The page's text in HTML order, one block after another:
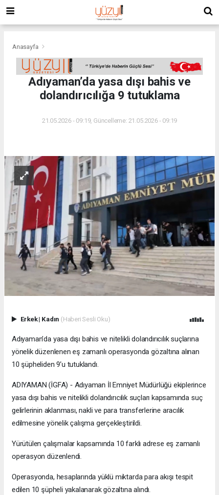
Anasayfa
Adıyaman’da yasa dışı bahis ve
dolandırıcılığa 9 tutuklama
21.05.2026 - 09:19, Güncelleme: 21.05.2026 - 09:19
Erkek| Kadın (Haberi Sesli Oku)
Adıyaman’da yasa dışı bahis ve nitelikli dolandırıcılık suçlarına
yönelik düzenlenen eş zamanlı operasyonda gözaltına alınan
10 şüpheliden 9’u tutuklandı.
ADIYAMAN (İGFA) - Adıyaman İl Emniyet Müdürlüğü ekiplerince
yasa dışı bahis ve nitelikli dolandırıcılık suçları kapsamında suç
gelirlerinin aklanması, nakli ve para transferlerine aracılık
edilmesine yönelik çalışma gerçekleştirildi.
Yürütülen çalışmalar kapsamında 10 farklı adrese eş zamanlı
operasyon düzenlendi.
Operasyonda, hesaplarında yüklü miktarda para akışı tespit
edilen 10 şüpheli yakalanarak gözaltına alındı.